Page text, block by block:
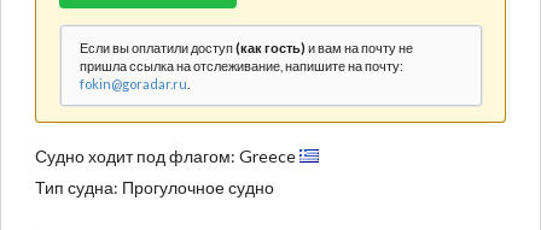
Если вы оплатили доступ(как гость) и вам на почту не
пришла ссылка на отслеживание, напишите на почту:
fokin@goradar.ru
Судно ходит под флагом: Greece
Тип судна: Прогулочное судно